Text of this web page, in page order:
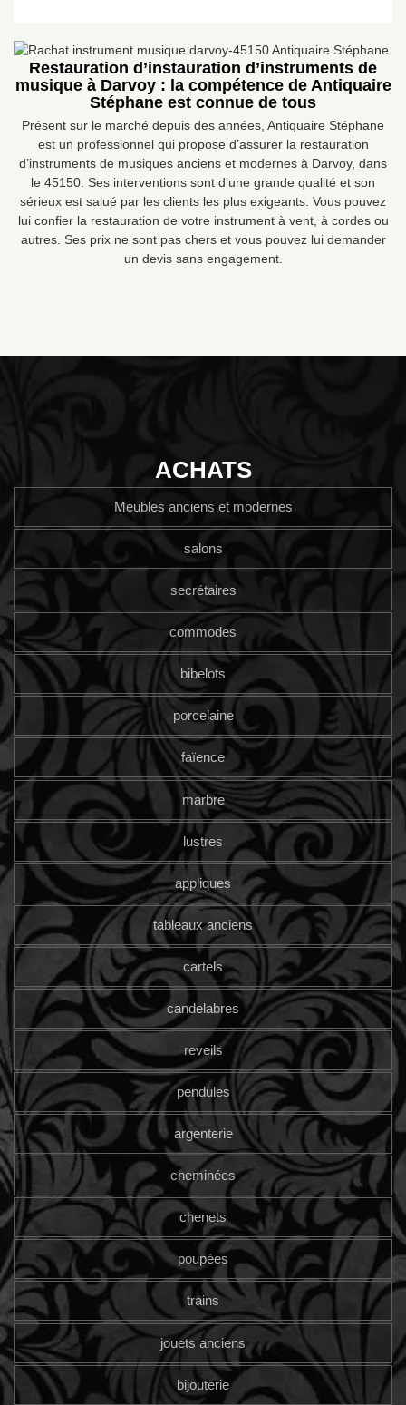
Restauration d’instauration d’instruments de
musique à Darvoy : la compétence de Antiquaire
Stéphane est connue de tous
Présent sur le marché depuis des années, Antiquaire Stéphane
est un professionnel qui propose d’assurer la restauration
d’instruments de musiques anciens et modernes à Darvoy, dans
le 45150. Ses interventions sont d’une grande qualité et son
sérieux est salué par les clients les plus exigeants. Vous pouvez
lui confier la restauration de votre instrument à vent, à cordes ou
autres. Ses prix ne sont pas chers et vous pouvez lui demander
un devis sans engagement.
ACHATS
Meubles anciens et modernes
salons
secrétaires
commodes
bibelots
porcelaine
faïence
marbre
lustres
appliques
tableaux anciens
cartels
candelabres
reveils
pendules
argenterie
cheminées
chenets
poupées
trains
jouets anciens
bijouterie